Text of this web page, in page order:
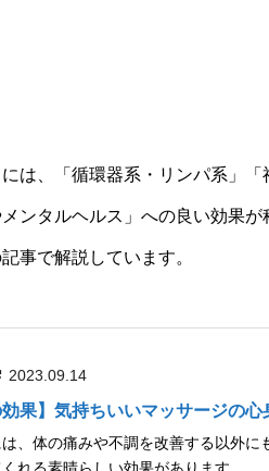
は、「循環器系・リンパ系」
ンタルヘルス」への良い効果
事で解説しています。
2023.09.14
効果】気持ちいいマッサージの
は、体の痛みや不調を改善する以外
れる素晴らしい効果があります...